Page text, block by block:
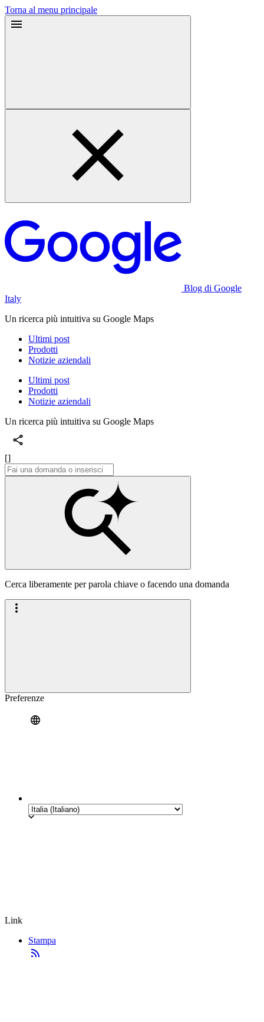
Torna al menu principale
Blog di Google
Italy
Un ricerca più intuitiva su Google Maps
Ultimi post
Prodotti
Notizie aziendali
Ultimi post
Prodotti
Notizie aziendali
Un ricerca più intuitiva su Google Maps
[]
Cerca liberamente per parola chiave o facendo una domanda
Preferenze
Link
Stampa